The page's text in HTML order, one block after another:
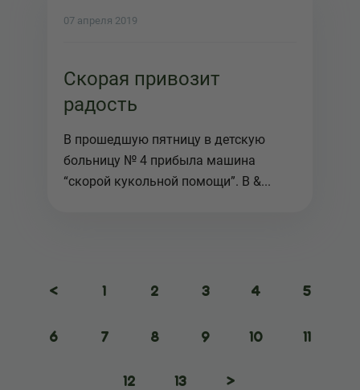
07 апреля 2019
Скорая привозит
радость
В прошедшую пятницу в детскую
больницу № 4 прибыла машина
“скорой кукольной помощи”. В &...
< 1 2 3 4 5
6 7 8 9 10 11
12 13 >